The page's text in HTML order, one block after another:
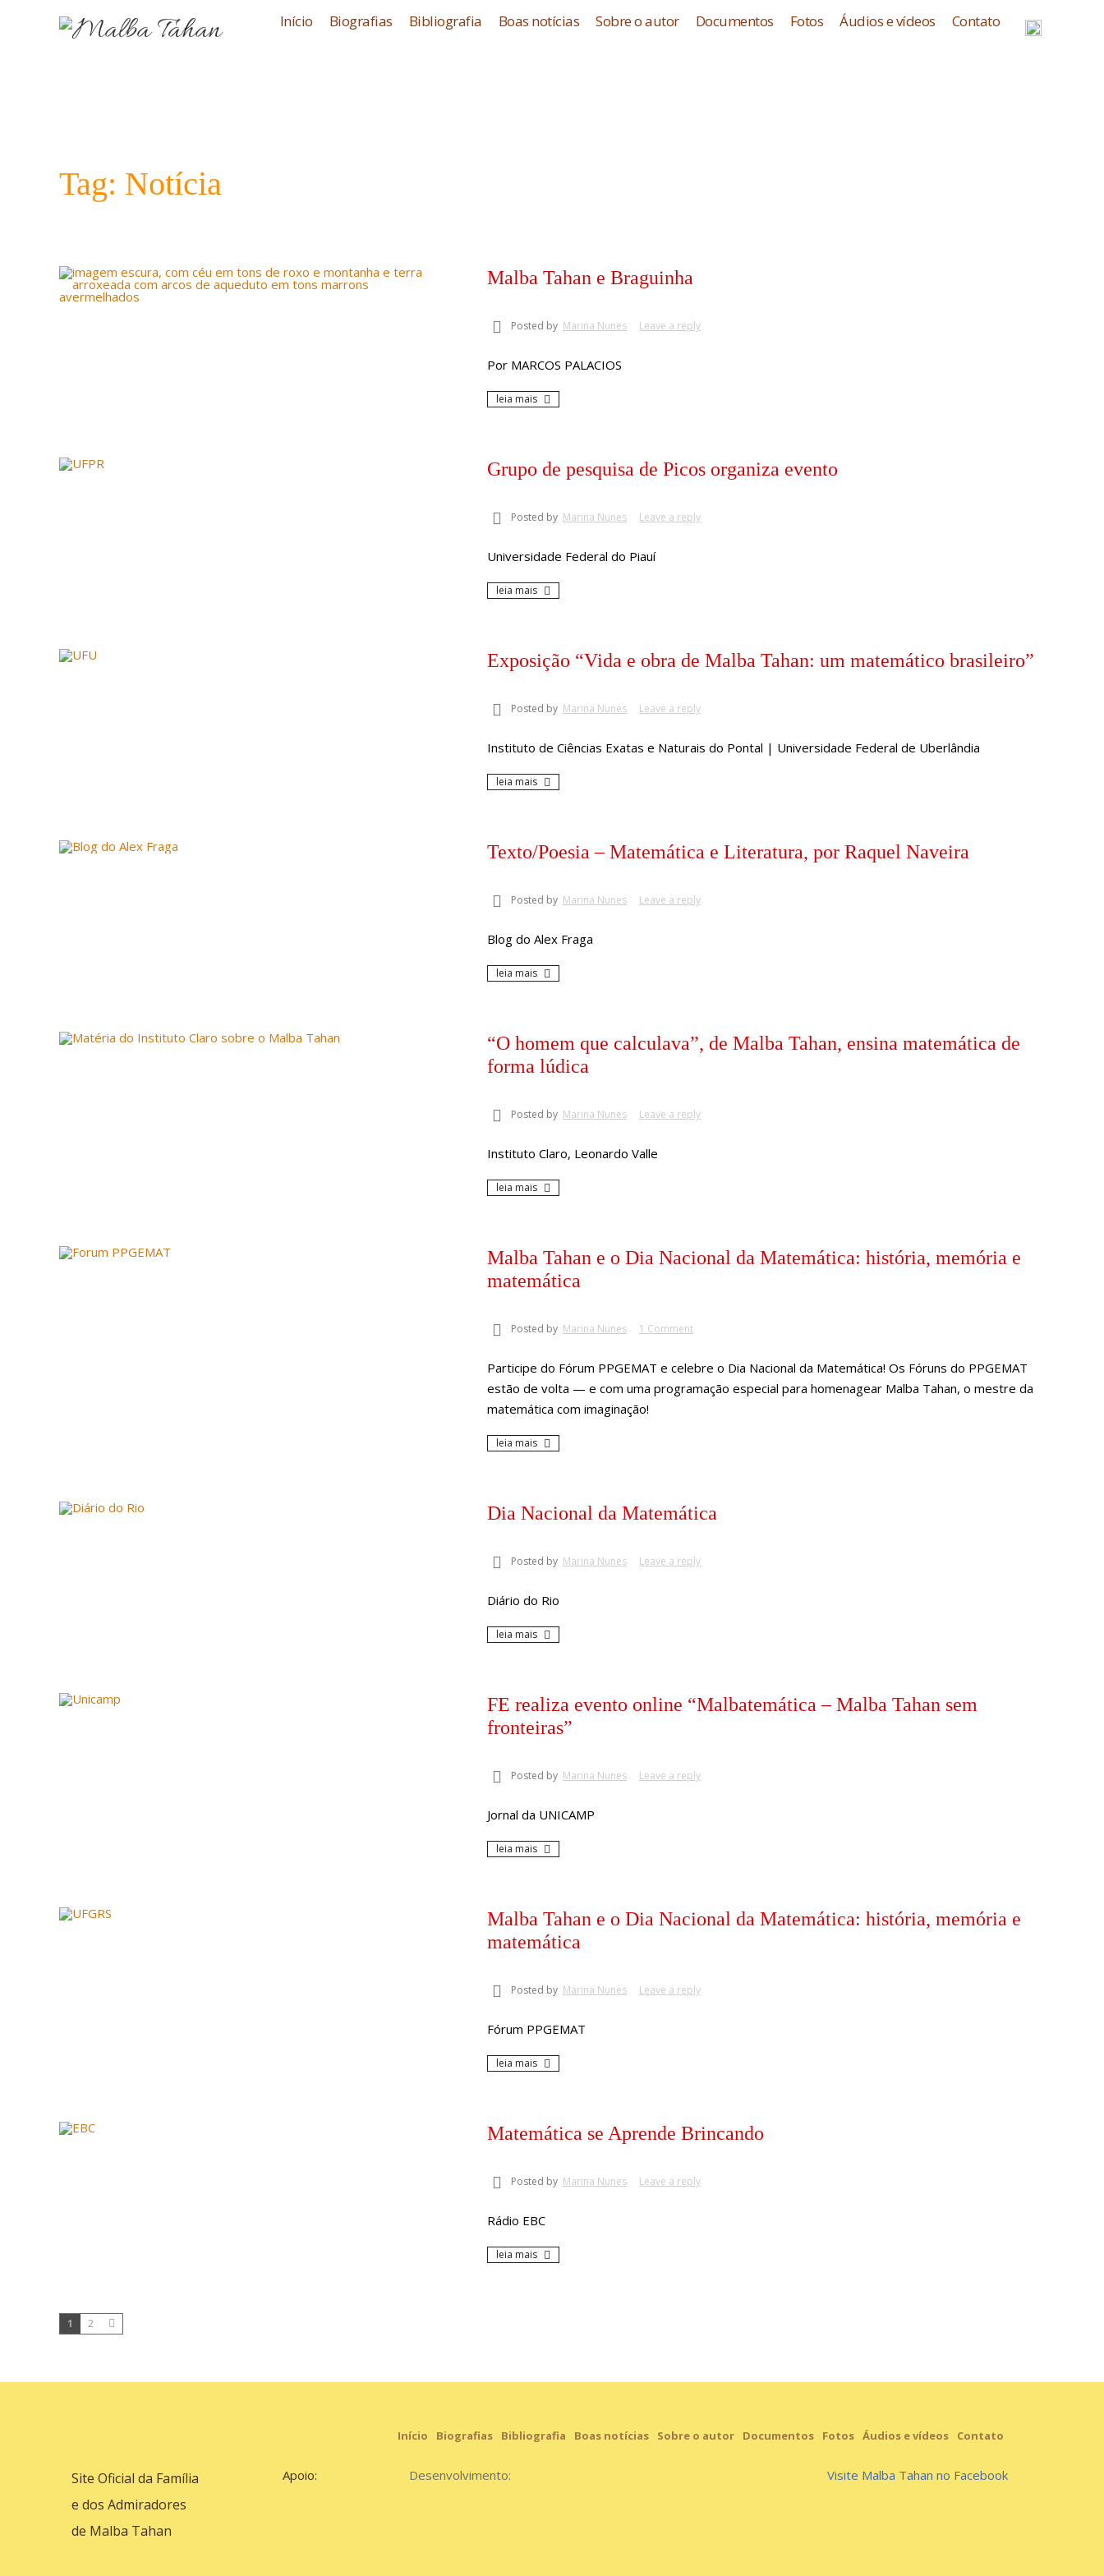
Início Biografias Bibliografia Boas notícias Sobre o autor Documentos Fotos Áudios e vídeos Contato
Tag: Notícia
Malba Tahan e Braguinha
Posted by Marina Nunes Leave a reply
Por MARCOS PALACIOS
leia mais
Grupo de pesquisa de Picos organiza evento
Posted by Marina Nunes Leave a reply
Universidade Federal do Piauí
leia mais
Exposição “Vida e obra de Malba Tahan: um matemático brasileiro”
Posted by Marina Nunes Leave a reply
Instituto de Ciências Exatas e Naturais do Pontal | Universidade Federal de Uberlândia
leia mais
Texto/Poesia – Matemática e Literatura, por Raquel Naveira
Posted by Marina Nunes Leave a reply
Blog do Alex Fraga
leia mais
“O homem que calculava”, de Malba Tahan, ensina matemática de
forma lúdica
Posted by Marina Nunes Leave a reply
Instituto Claro, Leonardo Valle
leia mais
Malba Tahan e o Dia Nacional da Matemática: história, memória e
matemática
Posted by Marina Nunes 1 Comment
Participe do Fórum PPGEMAT e celebre o Dia Nacional da Matemática! Os Fóruns do PPGEMAT
estão de volta — e com uma programação especial para homenagear Malba Tahan, o mestre da
matemática com imaginação!
leia mais
Dia Nacional da Matemática
Posted by Marina Nunes Leave a reply
Diário do Rio
leia mais
FE realiza evento online “Malbatemática – Malba Tahan sem
fronteiras”
Posted by Marina Nunes Leave a reply
Jornal da UNICAMP
leia mais
Malba Tahan e o Dia Nacional da Matemática: história, memória e
matemática
Posted by Marina Nunes Leave a reply
Fórum PPGEMAT
leia mais
Matemática se Aprende Brincando
Posted by Marina Nunes Leave a reply
Rádio EBC
leia mais
1 2
Início Biografias Bibliografia Boas notícias Sobre o autor Documentos Fotos Áudios e vídeos Contato
Site Oficial da Família
e dos Admiradores
de Malba Tahan
Apoio: Desenvolvimento: Visite Malba Tahan no Facebook